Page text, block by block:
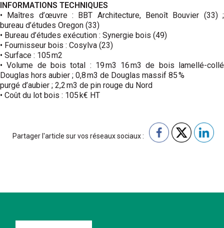
INFORMATIONS TECHNIQUES
• Maîtres d’œuvre : BBT Architecture, Benoît Bouvier (33) ;
bureau d’études Oregon (33)
• Bureau d’études exécution : Synergie bois (49)
• Fournisseur bois : Cosylva (23)
• Surface : 105 m2
• Volume de bois total : 19 m3 16 m3 de bois lamellé-collé
Douglas hors aubier ; 0,8 m3 de Douglas massif 85 %
purgé d’aubier ; 2,2 m3 de pin rouge du Nord
• Coût du lot bois : 105 k€ HT
Partager l'article sur vos réseaux sociaux :